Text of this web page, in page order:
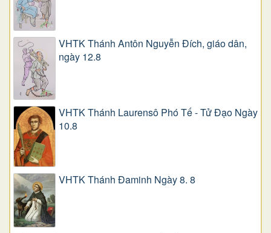
VHTK Thánh Antôn Nguyễn Ðích, giáo dân,
ngày 12.8
VHTK Thánh Laurensô Phó Tế - Tử Đạo Ngày
10.8
VHTK Thánh Đaminh Ngày 8. 8